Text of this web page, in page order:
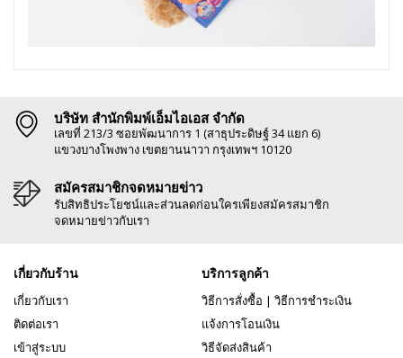
บริษัท สำนักพิมพ์เอ็มไอเอส จำกัด
เลขที่ 213/3 ซอยพัฒนาการ 1 (สาธุประดิษฐ์ 34 แยก 6)
แขวงบางโพงพาง เขตยานนาวา กรุงเทพฯ 10120
สมัครสมาชิกจดหมายข่าว
รับสิทธิประโยชน์และส่วนลดก่อนใครเพียงสมัครสมาชิก
จดหมายข่าวกับเรา
เกี่ยวกับร้าน
เกี่ยวกับเรา
ติดต่อเรา
เข้าสู่ระบบ
บริการลูกค้า
วิธีการสั่งซื้อ | วิธีการชำระเงิน
แจ้งการโอนเงิน
วิธีจัดส่งสินค้า